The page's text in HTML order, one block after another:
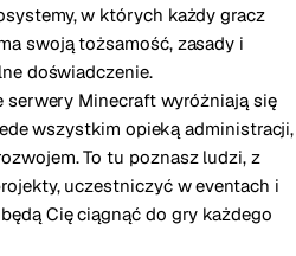
w których każdy gracz
swoją tożsamość, zasady i
doświadczenie.
serwery Minecraft wyróżniają się
wszystkim opieką administracji,
To tu poznasz ludzi, z
uczestniczyć w eventach i
Cię ciągnąć do gry każdego